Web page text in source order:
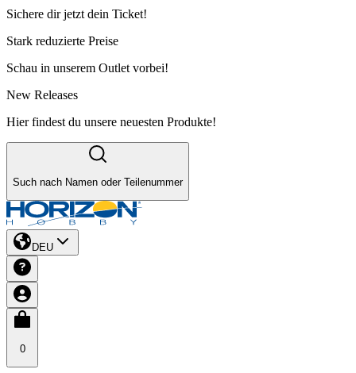
Sichere dir jetzt dein Ticket!
Stark reduzierte Preise
Schau in unserem Outlet vorbei!
New Releases
Hier findest du unsere neuesten Produkte!
Such nach Namen oder Teilenummer
DEU
0